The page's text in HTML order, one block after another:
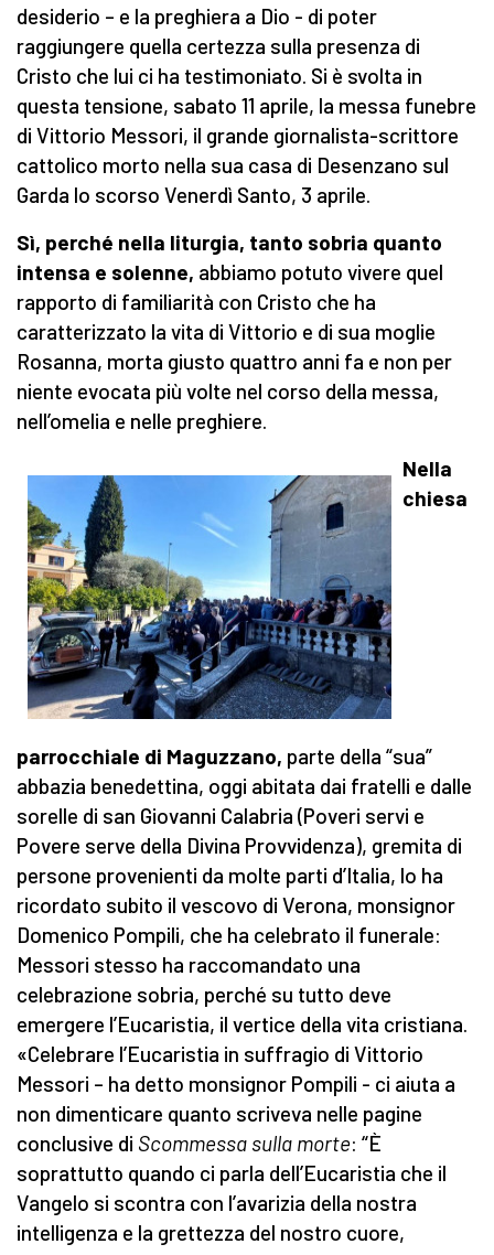
desiderio – e la preghiera a Dio - di poter
raggiungere quella certezza sulla presenza di
Cristo che lui ci ha testimoniato. Si è svolta in
questa tensione, sabato 11 aprile, la messa funebre
di Vittorio Messori, il grande giornalista-scrittore
cattolico morto nella sua casa di Desenzano sul
Garda lo scorso Venerdì Santo, 3 aprile.
Sì, perché nella liturgia, tanto sobria quanto
intensa e solenne, abbiamo potuto vivere quel
rapporto di familiarità con Cristo che ha
caratterizzato la vita di Vittorio e di sua moglie
Rosanna, morta giusto quattro anni fa e non per
niente evocata più volte nel corso della messa,
nell’omelia e nelle preghiere.
Nella
chiesa
parrocchiale di Maguzzano, parte della “sua”
abbazia benedettina, oggi abitata dai fratelli e dalle
sorelle di san Giovanni Calabria (Poveri servi e
Povere serve della Divina Provvidenza), gremita di
persone provenienti da molte parti d’Italia, lo ha
ricordato subito il vescovo di Verona, monsignor
Domenico Pompili, che ha celebrato il funerale:
Messori stesso ha raccomandato una
celebrazione sobria, perché su tutto deve
emergere l’Eucaristia, il vertice della vita cristiana.
«Celebrare l’Eucaristia in suffragio di Vittorio
Messori – ha detto monsignor Pompili - ci aiuta a
non dimenticare quanto scriveva nelle pagine
conclusive di Scommessa sulla morte: “È
soprattutto quando ci parla dell’Eucaristia che il
Vangelo si scontra con l’avarizia della nostra
intelligenza e la grettezza del nostro cuore,